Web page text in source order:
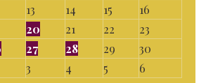
13 14 15
16
20 21 22
23
27 28 29
30
3 4 5 6